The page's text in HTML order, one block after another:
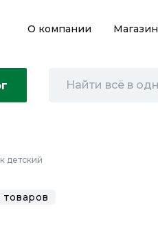
О компании
детский
товаров